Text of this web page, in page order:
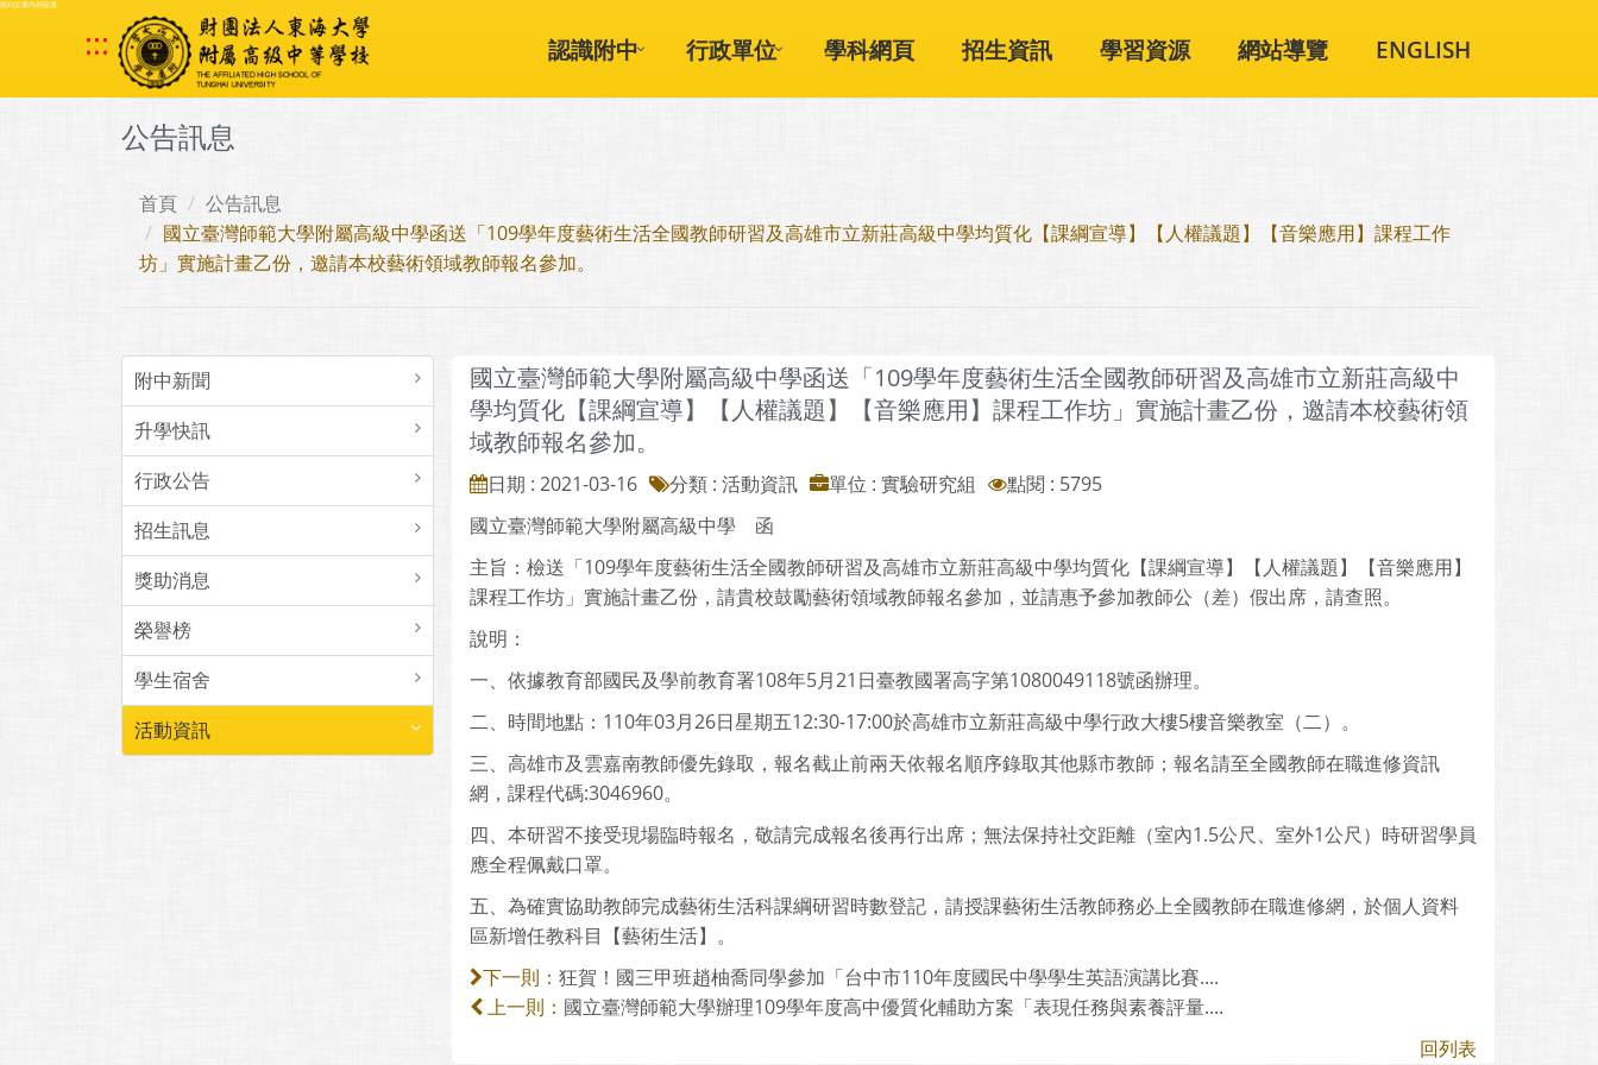
跳到主要內容區塊
::: 認識附中 行政單位 學科網頁 招生資訊 學習資源 網站導覽 ENGLISH
公告訊息
首頁
公告訊息
國立臺灣師範大學附屬高級中學函送「109學年度藝術生活全國教師研習及高雄市立新莊高級中學均質化【課綱宣導】【人權議題】【音樂應用】課程工作
坊」實施計畫乙份，邀請本校藝術領域教師報名參加。
附中新聞
升學快訊
行政公告
招生訊息
獎助消息
榮譽榜
學生宿舍
活動資訊
國立臺灣師範大學附屬高級中學函送「109學年度藝術生活全國教師研習及高雄市立新莊高級中
學均質化【課綱宣導】【人權議題】【音樂應用】課程工作坊」實施計畫乙份，邀請本校藝術領
域教師報名參加。
日期 : 2021-03-16 分類 : 活動資訊 單位 : 實驗研究組
點閱 : 5795
國立臺灣師範大學附屬高級中學 函
主旨：檢送「109學年度藝術生活全國教師研習及高雄市立新莊高級中學均質化【課綱宣導】【人權議題】【音樂應用】
課程工作坊」實施計畫乙份，請貴校鼓勵藝術領域教師報名參加，並請惠予參加教師公（差）假出席，請查照。
說明：
一、依據教育部國民及學前教育署108年5月21日臺教國署高字第1080049118號函辦理。
二、時間地點：110年03月26日星期五12:30-17:00於高雄市立新莊高級中學行政大樓5樓音樂教室（二）。
三、高雄市及雲嘉南教師優先錄取，報名截止前兩天依報名順序錄取其他縣市教師；報名請至全國教師在職進修資訊
網，課程代碼:3046960。
四、本研習不接受現場臨時報名，敬請完成報名後再行出席；無法保持社交距離（室內1.5公尺、室外1公尺）時研習學員
應全程佩戴口罩。
五、為確實協助教師完成藝術生活科課綱研習時數登記，請授課藝術生活教師務必上全國教師在職進修網，於個人資料
區新增任教科目【藝術生活】。
下一則： 狂賀！國三甲班趙柚喬同學參加「台中市110年度國民中學學生英語演講比賽....
上一則： 國立臺灣師範大學辦理109學年度高中優質化輔助方案「表現任務與素養評量....
回列表